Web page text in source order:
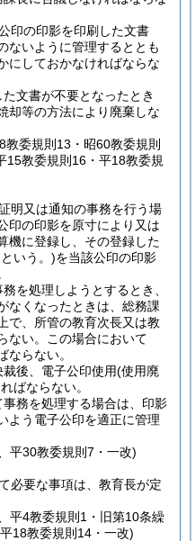
印の印影を印刷した文書
ないように管理するととも
にしておかなければならな
文書が不要となったとき
却等の方法により廃棄しな
委規則13・昭60教委規則
15教委規則16・平18教委規
明又は通知の事務を行う場
印の印影を原寸により又は
機に登録し、その登録した
いう。)を当該公印の印影
を処理しようとするとき、
なくなったときは、総務課
で、所管の教育次長又は教
ない。
この場合において
ならない。
後、電子公印使用(使用廃
ばならない。
務を処理する場合は、印影
よう電子公印を適正に管理
平30教委規則7・一改)
必要な事項は、教育長が定
平4教委規則1・旧第10条繰
18教委規則14・一改)